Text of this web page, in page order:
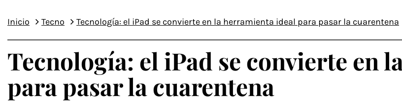
Inicio Tecno Tecnología: el iPad se convierte en la herramienta ideal para pasar la cuarentena
Tecnología: el iPad se convierte en
para pasar la cuarentena